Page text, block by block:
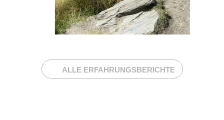
ALLE ERFAHRUNGSBERICHTE